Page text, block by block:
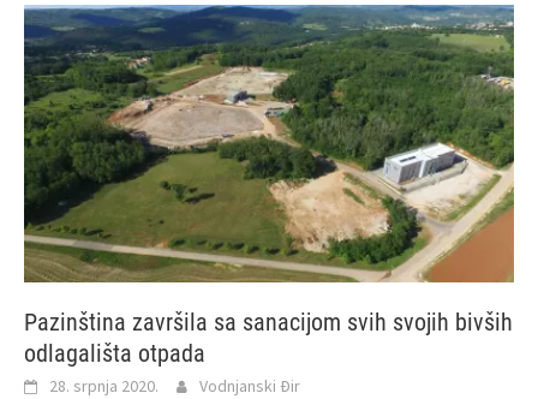
Pazinština završila sa sanacijom svih svojih bivših
odlagališta otpada
28. srpnja 2020. Vodnjanski Đir